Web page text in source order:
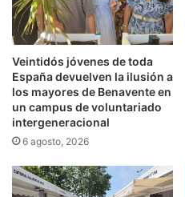
Veintidós jóvenes de toda
España devuelven la ilusión a
los mayores de Benavente en
un campus de voluntariado
intergeneracional
6 agosto, 2026